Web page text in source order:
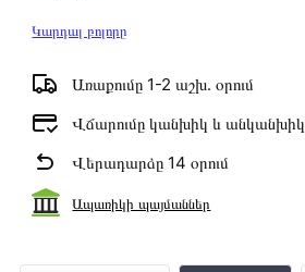
Կարդալ բոլորը
Առաքումը 1-2 աշխ․ օրում
Վճարումը կանխիկ և անկանխիկ
Վերադարձը 14 օրում
Ապառիկի պայմաններ